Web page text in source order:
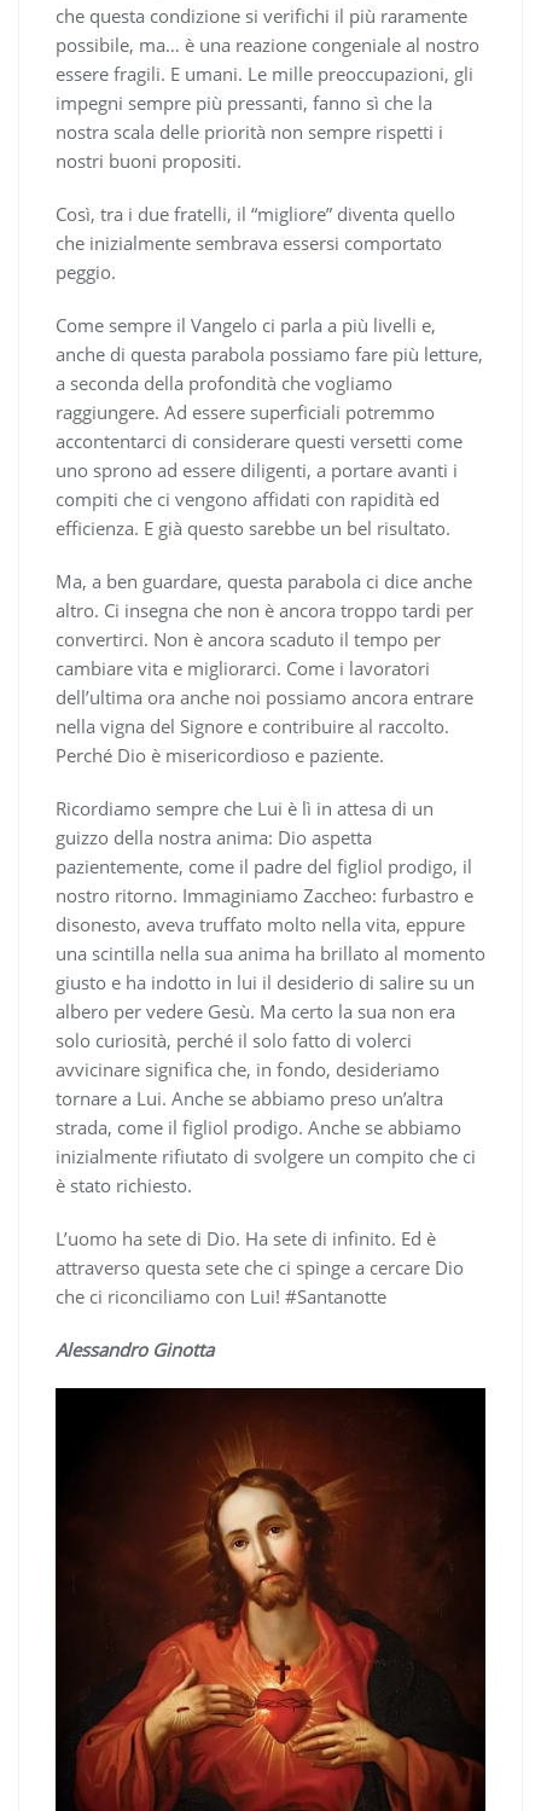
che questa condizione si verifichi il più raramente
possibile, ma… è una reazione congeniale al nostro
essere fragili. E umani. Le mille preoccupazioni, gli
impegni sempre più pressanti, fanno sì che la
nostra scala delle priorità non sempre rispetti i
nostri buoni propositi.
Così, tra i due fratelli, il “migliore” diventa quello
che inizialmente sembrava essersi comportato
peggio.
Come sempre il Vangelo ci parla a più livelli e,
anche di questa parabola possiamo fare più letture,
a seconda della profondità che vogliamo
raggiungere. Ad essere superficiali potremmo
accontentarci di considerare questi versetti come
uno sprono ad essere diligenti, a portare avanti i
compiti che ci vengono affidati con rapidità ed
efficienza. E già questo sarebbe un bel risultato.
Ma, a ben guardare, questa parabola ci dice anche
altro. Ci insegna che non è ancora troppo tardi per
convertirci. Non è ancora scaduto il tempo per
cambiare vita e migliorarci. Come i lavoratori
dell’ultima ora anche noi possiamo ancora entrare
nella vigna del Signore e contribuire al raccolto.
Perché Dio è misericordioso e paziente.
Ricordiamo sempre che Lui è lì in attesa di un
guizzo della nostra anima: Dio aspetta
pazientemente, come il padre del figliol prodigo, il
nostro ritorno. Immaginiamo Zaccheo: furbastro e
disonesto, aveva truffato molto nella vita, eppure
una scintilla nella sua anima ha brillato al momento
giusto e ha indotto in lui il desiderio di salire su un
albero per vedere Gesù. Ma certo la sua non era
solo curiosità, perché il solo fatto di volerci
avvicinare significa che, in fondo, desideriamo
tornare a Lui. Anche se abbiamo preso un’altra
strada, come il figliol prodigo. Anche se abbiamo
inizialmente rifiutato di svolgere un compito che ci
è stato richiesto.
L’uomo ha sete di Dio. Ha sete di infinito. Ed è
attraverso questa sete che ci spinge a cercare Dio
che ci riconciliamo con Lui! #Santanotte
Alessandro Ginotta